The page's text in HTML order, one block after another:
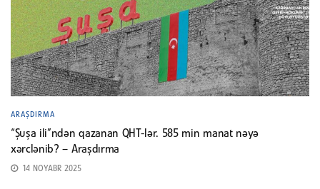
ARAŞDIRMA
“Şuşa ili”ndən qazanan QHT-lər. 585 min manat nəyə
xərclənib? – Araşdırma
14 NOYABR 2025